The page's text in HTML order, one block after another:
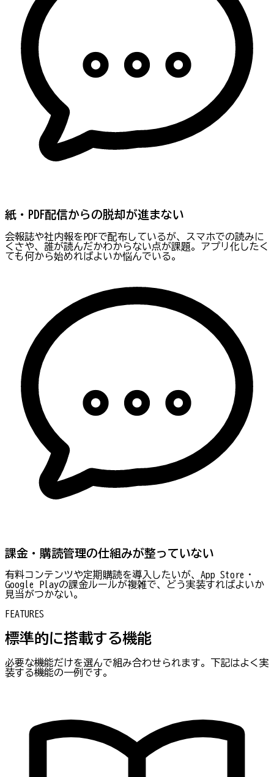
紙・PDF配信からの脱却が進まない
会報誌や社内報をPDFで配布しているが、スマホでの読みに
くさや、誰が読んだかわからない点が課題。アプリ化したく
ても何から始めればよいか悩んでいる。
課金・購読管理の仕組みが整っていない
有料コンテンツや定期購読を導入したいが、App Store・
Google Playの課金ルールが複雑で、どう実装すればよいか
見当がつかない。
FEATURES
標準的に搭載する機能
必要な機能だけを選んで組み合わせられます。下記はよく実
装する機能の一例です。